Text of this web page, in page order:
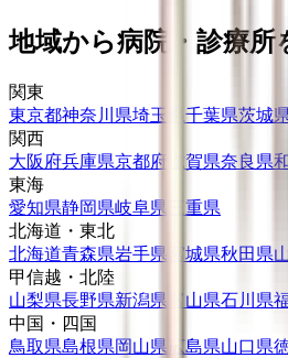
地域から病院・診療所
関東
東京都神奈川県埼玉県 千葉県茨城
関西
大阪府兵庫県京都府 滋賀県奈良県
東海
愛知県静岡県岐阜県
三重県
北海道・東北
北海道青森県岩手県 宮城県秋田県
甲信越・北陸
山梨県長野県新潟県 富山県石川県
中国・四国
鳥取県島根県岡山県 広島県山口県